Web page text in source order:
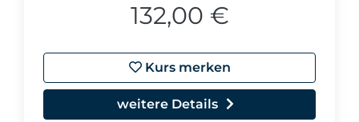
132,00 €
Kurs merken
weitere Details